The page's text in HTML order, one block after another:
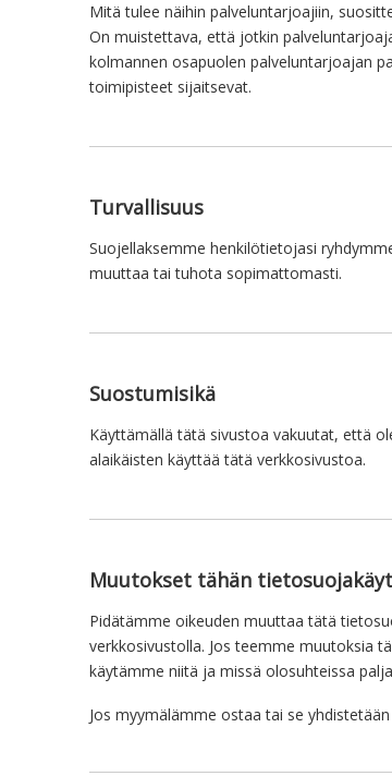
Mitä tulee näihin palveluntarjoajiin,
On muistettava, että jotkin
kolmannen osapuolen palveluntarjoajan
toimipisteet sijaitsevat.
Turvallisuus
Suojellaksemme henkilötietojasi
muuttaa tai tuhota sopimattomasti.
Suostumisikä
Käyttämällä tätä sivustoa vakuutat, että
alaikäisten käyttää tätä verkkosivustoa.
Muutokset tähän
Pidätämme oikeuden muuttaa tätä
verkkosivustolla. Jos teemme muutoksia
käytämme niitä ja missä olosuhteissa
Jos myymälämme ostaa tai se